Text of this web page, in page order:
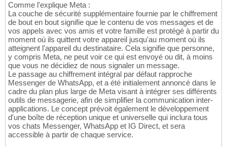
Comme l'explique Meta :
La couche de sécurité supplémentaire fournie par le chiffrement
de bout en bout signifie que le contenu de vos messages et de
vos appels avec vos amis et votre famille est protégé à partir du
moment où ils quittent votre appareil jusqu'au moment où ils
atteignent l'appareil du destinataire. Cela signifie que personne,
y compris Meta, ne peut voir ce qui est envoyé ou dit, à moins
que vous ne décidiez de nous signaler un message.
Le passage au chiffrement intégral par défaut rapproche
Messenger de WhatsApp, et a été initialement annoncé dans le
cadre du plan plus large de Meta visant à intégrer ses différents
outils de messagerie, afin de simplifier la communication inter-
applications. Le concept prévoit également le développement
d'une boîte de réception unique et universelle qui inclura tous
vos chats Messenger, WhatsApp et IG Direct, et sera
accessible à partir de chaque service.